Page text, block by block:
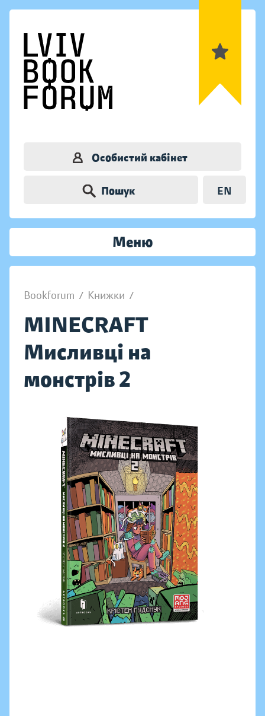
Особистий кабінет
Пошук EN
Меню
Bookforum / Книжки /
MINECRAFT
Мисливці на
монстрів 2